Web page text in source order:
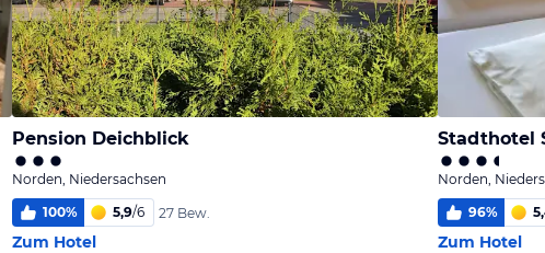
Pension Deichblick
Norden, Niedersachsen
100% 5,9/6 27 Bew.
Zum Hotel
Stadthotel
Norden,
96%
Zum Hotel